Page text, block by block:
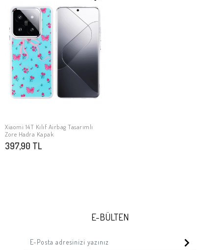
SEPETE EKLE
Xiaomi 14T Kılıf Airbag Tasarımlı
Zore Hadra Kapak
397,90 TL
E-BÜLTEN